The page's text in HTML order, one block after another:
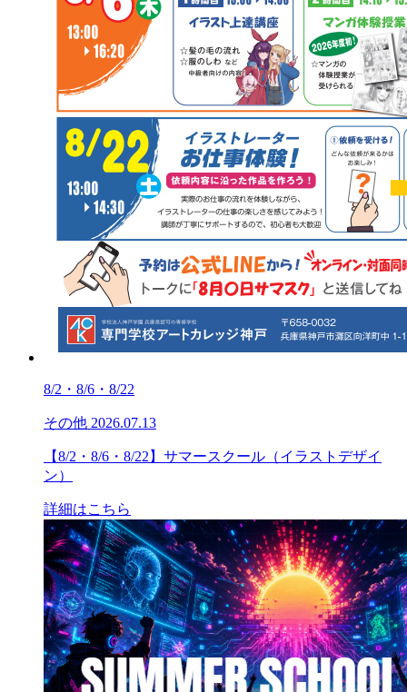
8/2・8/6・8/22
その他 2026.07.13
【8/2・8/6・8/22】サマースクール（イラストデザイ
ン）
詳細はこちら